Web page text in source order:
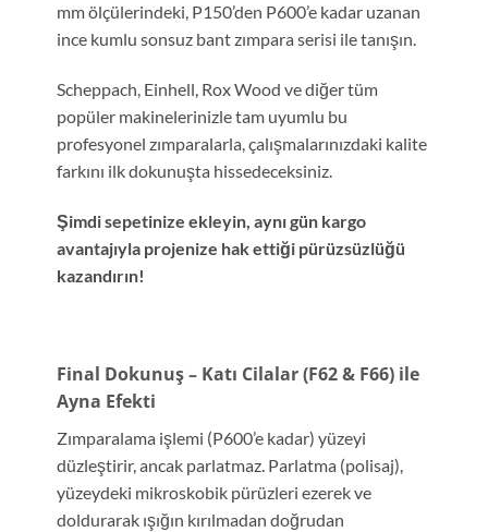
mm ölçülerindeki, P150’den P600’e kadar uzanan
ince kumlu sonsuz bant zımpara serisi ile tanışın.
Scheppach, Einhell, Rox Wood ve diğer tüm
popüler makinelerinizle tam uyumlu bu
profesyonel zımparalarla, çalışmalarınızdaki kalite
farkını ilk dokunuşta hissedeceksiniz.
Şimdi sepetinize ekleyin, aynı gün kargo
avantajıyla projenize hak ettiği pürüzsüzlüğü
kazandırın!
Final Dokunuş – Katı Cilalar (F62 & F66) ile
Ayna Efekti
Zımparalama işlemi (P600’e kadar) yüzeyi
düzleştirir, ancak parlatmaz. Parlatma (polisaj),
yüzeydeki mikroskobik pürüzleri ezerek ve
doldurarak ışığın kırılmadan doğrudan